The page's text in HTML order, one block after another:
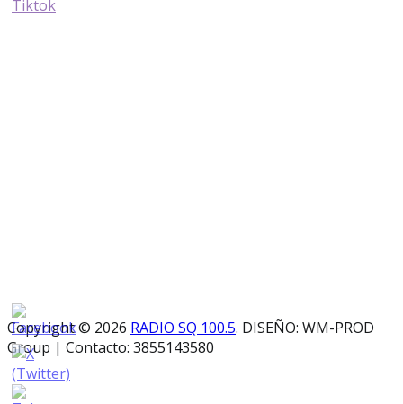
Copyright © 2026 RADIO SQ 100.5. DISEÑO: WM-PROD
Group | Contacto: 3855143580